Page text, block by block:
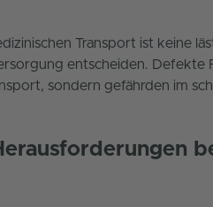
Transport ist keine
entscheiden.
sondern gefährden im